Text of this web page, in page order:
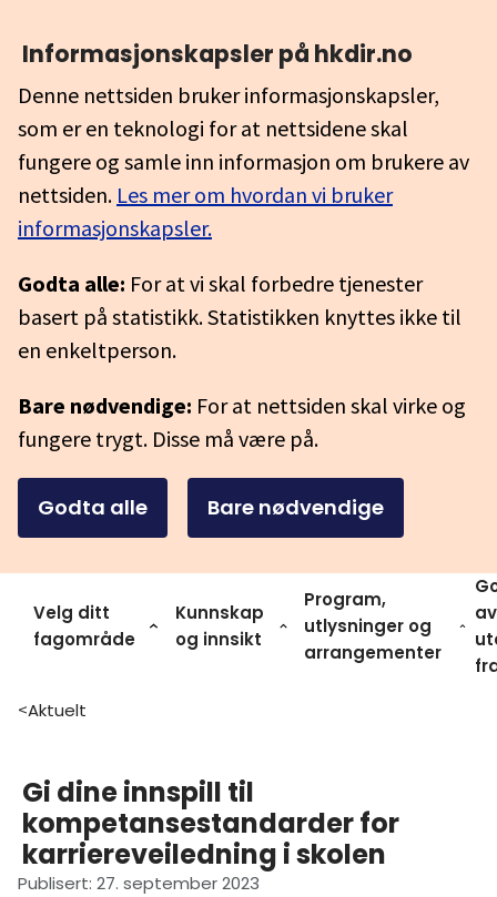
Informasjonskapsler på hkdir.no
Denne nettsiden bruker informasjonskapsler,
som er en teknologi for at nettsidene skal
fungere og samle inn informasjon om brukere av
nettsiden. Les mer om hvordan vi bruker
informasjonskapsler.
Godta alle: For at vi skal forbedre tjenester
basert på statistikk. Statistikken knyttes ikke til
en enkeltperson.
Bare nødvendige: For at nettsiden skal virke og
fungere trygt. Disse må være på.
Godta alle Bare nødvendige
Velg ditt
fagområde
Kunnskap
og innsikt
Program,
utlysninger og
arrangementer
av
>Aktuelt
Gi dine innspill til
kompetansestandarder for
karriereveiledning i skolen
Publisert: 27. september 2023